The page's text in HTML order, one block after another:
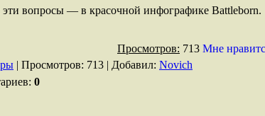
эти вопросы — в красочной инфографике Battleborn.
Просмотров: 713 Мне
| Просмотров: 713 | Добавил: Novich
: 0